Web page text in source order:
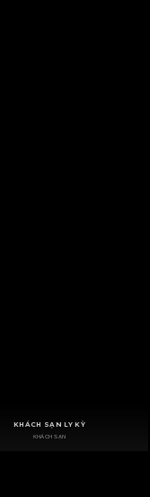
KHÁCH SẠN LY KỲ
KHÁCH SẠN